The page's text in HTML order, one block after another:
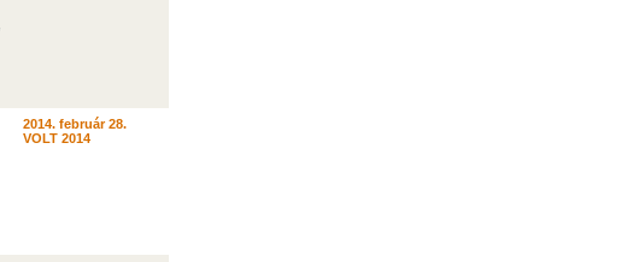
2014. február 28.
VOLT 2014